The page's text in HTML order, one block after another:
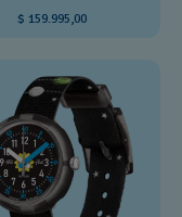
$ 159.995,00